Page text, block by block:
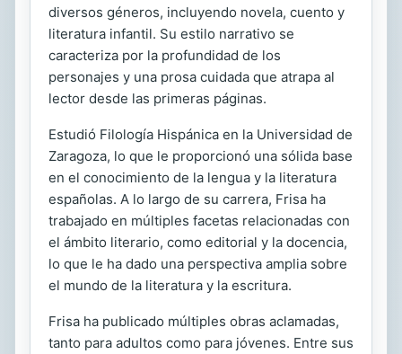
diversos géneros, incluyendo novela, cuento y
literatura infantil. Su estilo narrativo se
caracteriza por la profundidad de los
personajes y una prosa cuidada que atrapa al
lector desde las primeras páginas.
Estudió Filología Hispánica en la Universidad de
Zaragoza, lo que le proporcionó una sólida base
en el conocimiento de la lengua y la literatura
españolas. A lo largo de su carrera, Frisa ha
trabajado en múltiples facetas relacionadas con
el ámbito literario, como editorial y la docencia,
lo que le ha dado una perspectiva amplia sobre
el mundo de la literatura y la escritura.
Frisa ha publicado múltiples obras aclamadas,
tanto para adultos como para jóvenes. Entre sus